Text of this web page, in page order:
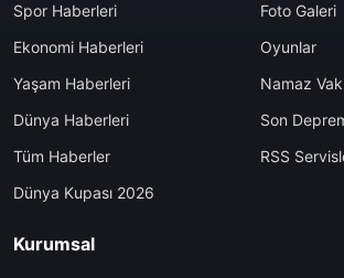
Spor Haberleri
Ekonomi Haberleri
Yaşam Haberleri
Dünya Haberleri
Tüm Haberler
Dünya Kupası 2026
Foto Galeri
Oyunlar
Namaz
Son
RSS
Kurumsal